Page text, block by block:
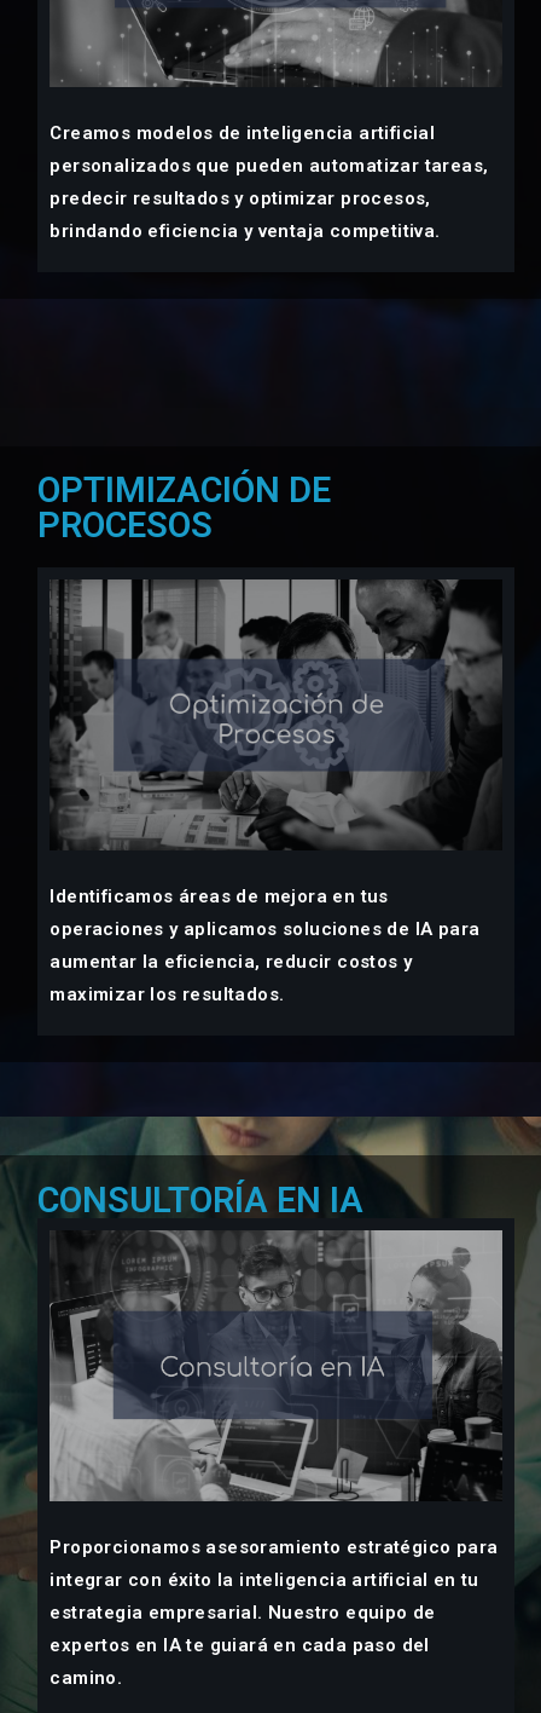
Creamos modelos de inteligencia artificial
personalizados que pueden automatizar tareas,
predecir resultados y optimizar procesos,
brindando eficiencia y ventaja competitiva.
OPTIMIZACIÓN DE
PROCESOS
Identificamos áreas de mejora en tus
operaciones y aplicamos soluciones de IA para
aumentar la eficiencia, reducir costos y
maximizar los resultados.
CONSULTORÍA EN IA
Proporcionamos asesoramiento estratégico para
integrar con éxito la inteligencia artificial en tu
estrategia empresarial. Nuestro equipo de
expertos en IA te guiará en cada paso del
camino.